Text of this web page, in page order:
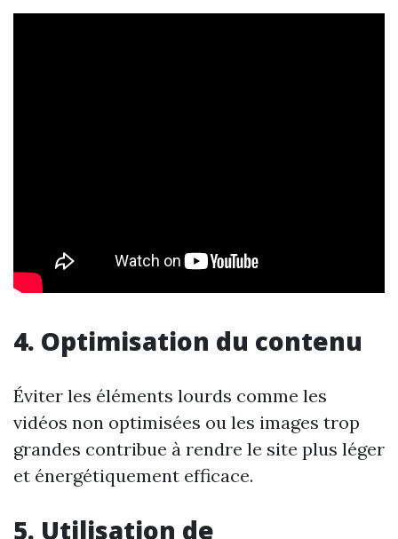
4. Optimisation du contenu
Éviter les éléments lourds comme les
vidéos non optimisées ou les images trop
grandes contribue à rendre le site plus léger
et énergétiquement efficace.
5. Utilisation de